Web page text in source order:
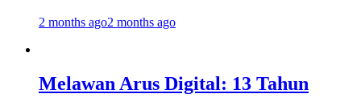
2 months ago2 months ago
Melawan Arus Digital: 13 Tahun